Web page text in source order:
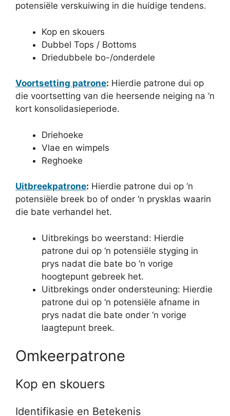
potensiële verskuiwing in die huidige tendens.
Kop en skouers
Dubbel Tops / Bottoms
Driedubbele bo-/onderdele
Voortsetting patrone: Hierdie patrone dui op
die voortsetting van die heersende neiging na ‘n
kort konsolidasieperiode.
Driehoeke
Vlae en wimpels
Reghoeke
Uitbreekpatrone: Hierdie patrone dui op ‘n
potensiële breek bo of onder ‘n prysklas waarin
die bate verhandel het.
Uitbrekings bo weerstand: Hierdie
patrone dui op ‘n potensiële styging in
prys nadat die bate bo ‘n vorige
hoogtepunt gebreek het.
Uitbrekings onder ondersteuning: Hierdie
patrone dui op ‘n potensiële afname in
prys nadat die bate onder ‘n vorige
laagtepunt breek.
Omkeerpatrone
Kop en skouers
Identifikasie en Betekenis